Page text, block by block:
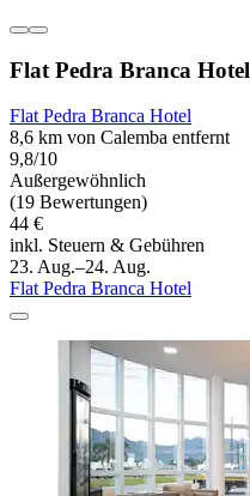
Flat Pedra Branca Hotel
Flat Pedra Branca Hotel
8,6 km von Calemba entfernt
9,8/10
Außergewöhnlich
(19 Bewertungen)
44 €
inkl. Steuern & Gebühren
23. Aug.–24. Aug.
Flat Pedra Branca Hotel